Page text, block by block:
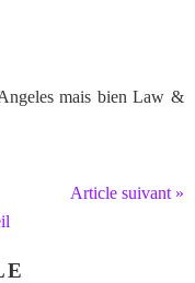
mais bien Law &
Article suivant »